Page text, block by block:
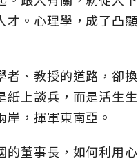
才。心理學，成了凸顯
者、教授的道路，卻換
紙上談兵，而是活生生
，揮軍東南亞。
的董事長，如何利用心